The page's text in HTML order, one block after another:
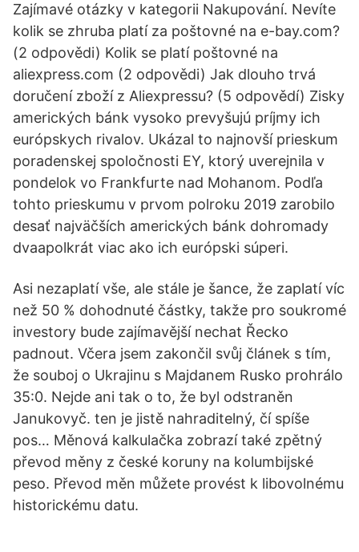
Zajímavé otázky v kategorii Nakupování. Nevíte
kolik se zhruba platí za poštovné na e-bay.com?
(2 odpovědi) Kolik se platí poštovné na
aliexpress.com (2 odpovědi) Jak dlouho trvá
doručení zboží z Aliexpressu? (5 odpovědí) Zisky
amerických bánk vysoko prevyšujú príjmy ich
európskych rivalov. Ukázal to najnovší prieskum
poradenskej spoločnosti EY, ktorý uverejnila v
pondelok vo Frankfurte nad Mohanom. Podľa
tohto prieskumu v prvom polroku 2019 zarobilo
desať najväčších amerických bánk dohromady
dvaapolkrát viac ako ich európski súperi.
Asi nezaplatí vše, ale stále je šance, že zaplatí víc
než 50 % dohodnuté částky, takže pro soukromé
investory bude zajímavější nechat Řecko
padnout. Včera jsem zakončil svůj článek s tím,
že souboj o Ukrajinu s Majdanem Rusko prohrálo
35:0. Nejde ani tak o to, že byl odstraněn
Janukovyč. ten je jistě nahraditelný, čí spíše
pos… Měnová kalkulačka zobrazí také zpětný
převod měny z české koruny na kolumbijské
peso. Převod měn můžete provést k libovolnému
historickému datu.